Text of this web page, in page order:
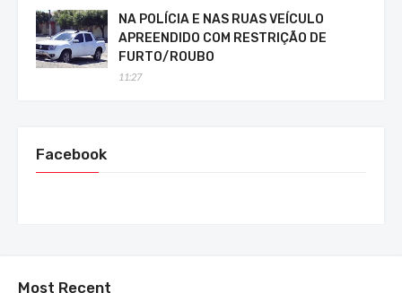
NA POLÍCIA E NAS RUAS VEÍCULO
APREENDIDO COM RESTRIÇÃO DE
FURTO/ROUBO
11:27
Facebook
Most Recent